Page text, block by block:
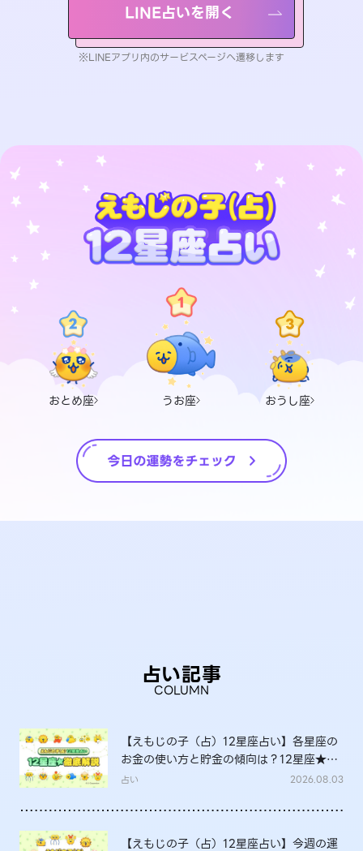
LINE占いを開く
※LINEアプリ内のサービスページへ遷移します
おとめ座 うお座 おうし座
占い記事
COLUMN
【えもじの子（占）12星座占い】各星座の
お金の使い方と貯金の傾向は？12星座★徹
底解説
占い 2026.08.03
【えもじの子（占）12星座占い】今週の運